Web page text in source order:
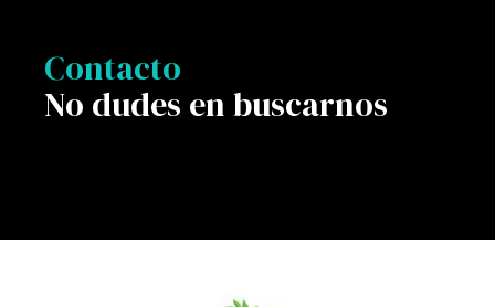
Contacto
No dudes en buscarnos